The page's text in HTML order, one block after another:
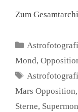
Zum
Kategorien
Mond,
Schlagwörter
Mars Opposition,
Sterne,